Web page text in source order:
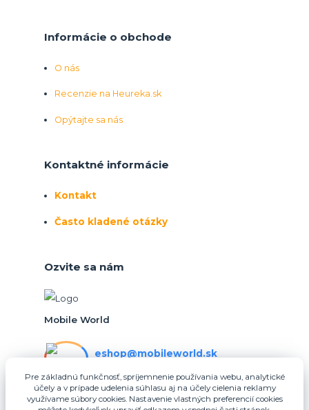
Informácie o obchode
O nás
Recenzie na Heureka.sk
Opýtajte sa nás
Kontaktné informácie
Kontakt
Často kladené otázky
Ozvite sa nám
Mobile World
eshop@mobileworld.sk
eshop@mobileworld.sk
Pre základnú funkčnosť, spríjemnenie používania webu, analytické
účely a v prípade udelenia súhlasu aj na účely cielenia reklamy
využívame súbory cookies. Nastavenie vlastných preferencií cookies